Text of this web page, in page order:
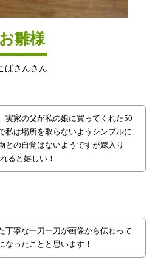
お雛様
ばさんさん
実家の父が私の娘に買ってくれた50
私は場所を取らないようシンプルに
との自覚はないようですが嫁入り
ると嬉しい！
丁寧な一刀一刀が画像から伝わって
なったことと思います！